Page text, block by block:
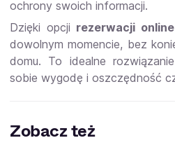
ochrony swoich informacji.
Dzięki opcji rezerwacji online
dowolnym momencie, bez
domu. To idealne
sobie wygodę i oszczędność
Zobacz też